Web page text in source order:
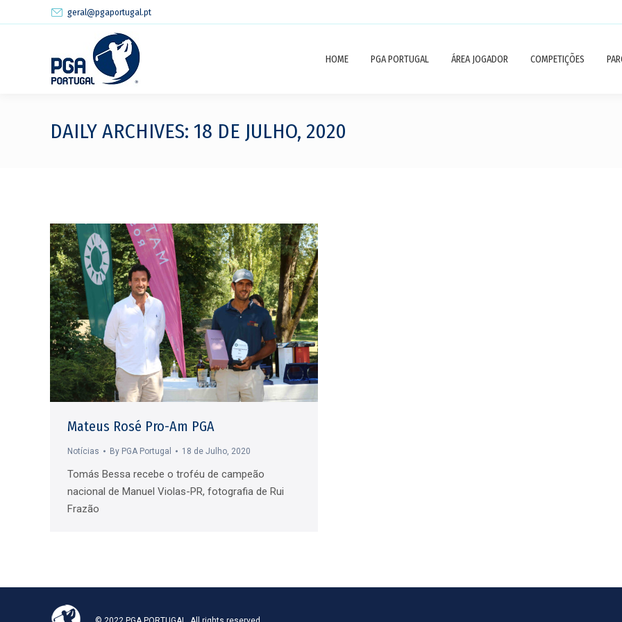
geral@pgaportugal.pt
HOME PGA PORTUGAL ÁREA JOGADOR COMPETIÇÕES
DAILY ARCHIVES: 18 DE JULHO, 2020
Mateus Rosé Pro-Am PGA
Notícias By PGA Portugal 18 de Julho, 2020
Tomás Bessa recebe o troféu de campeão
nacional de Manuel Violas-PR, fotografia de Rui
Frazão